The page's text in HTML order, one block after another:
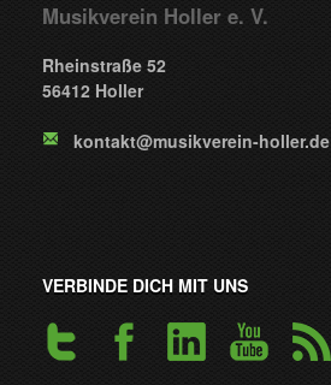
Musikverein Holler e. V.
Rheinstraße 52
56412 Holler
kontakt@musikverein-holler.de
VERBINDE DICH MIT UNS